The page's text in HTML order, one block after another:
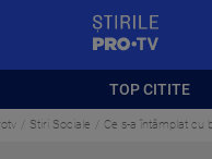
TOP CITITE
Stiri Sociale Ce s-a întâmplat cu